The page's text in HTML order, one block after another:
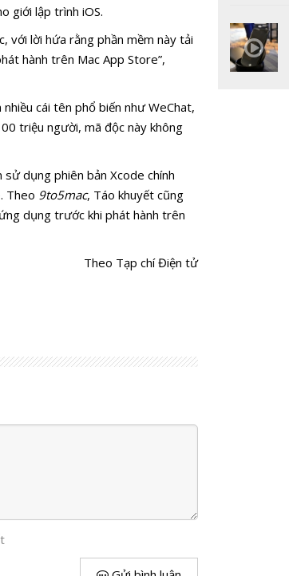
giới lập trình iOS.
với lời hứa rằng phần mềm này tải
hành trên Mac App Store”,
cái tên phổ biến như WeChat,
triệu người, mã độc này không
dụng phiên bản Xcode chính
Theo 9to5mac, Táo khuyết cũng
dụng trước khi phát hành trên
Theo Tạp chí Điện tử